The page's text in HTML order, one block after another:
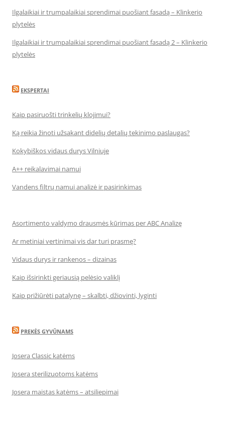
Ilgalaikiai ir trumpalaikiai sprendimai puošiant fasadą – Klinkerio
plytelės
Ilgalaikiai ir trumpalaikiai sprendimai puošiant fasadą 2 – Klinkerio
plytelės
EKSPERTAI
Kaip pasiruošti trinkelių klojimui?
Ką reikia žinoti užsakant didelių detalių tekinimo paslaugas?
Kokybiškos vidaus durys Vilniuje
A++ reikalavimai namui
Vandens filtrų namui analizė ir pasirinkimas
Asortimento valdymo drausmės kūrimas per ABC Analizę
Ar metiniai vertinimai vis dar turi prasmę?
Vidaus durys ir rankenos – dizainas
Kaip išsirinkti geriausią pelėsio valiklį
Kaip prižiūrėti patalynę – skalbti, džiovinti, lyginti
PREKĖS GYVŪNAMS
Josera Classic katėms
Josera sterilizuotoms katėms
Josera maistas katėms – atsiliepimai